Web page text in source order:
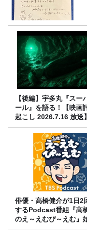
【後編】宇多丸『スー
ール』を語る！【映画
起こし 2026.7.16 放送】
俳優・高橋健介が1日2
するPodcast番組『高
のえ～えむぴ～えむ』
ます